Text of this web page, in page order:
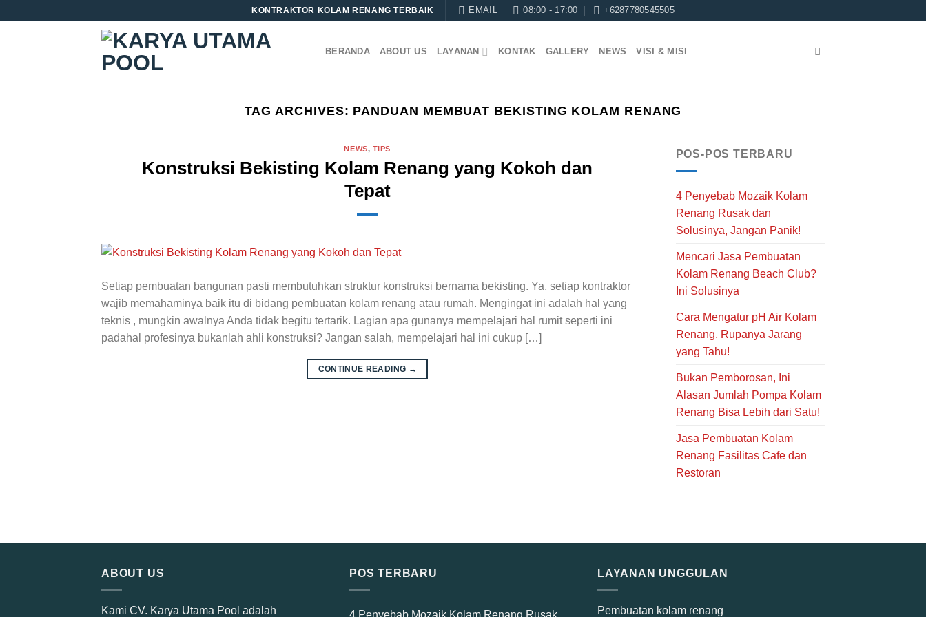
KONTRAKTOR KOLAM RENANG TERBAIK EMAIL 08:00 - 17:00 +6287780545505
BERANDA ABOUT US LAYANAN KONTAK GALLERY NEWS VISI & MISI
TAG ARCHIVES: PANDUAN MEMBUAT BEKISTING KOLAM RENANG
NEWS, TIPS
Konstruksi Bekisting Kolam Renang yang Kokoh dan
Tepat
Setiap pembuatan bangunan pasti membutuhkan struktur konstruksi bernama bekisting. Ya, setiap kontraktor
wajib memahaminya baik itu di bidang pembuatan kolam renang atau rumah. Mengingat ini adalah hal yang
teknis , mungkin awalnya Anda tidak begitu tertarik. Lagian apa gunanya mempelajari hal rumit seperti ini
padahal profesinya bukanlah ahli konstruksi? Jangan salah, mempelajari hal ini cukup […]
CONTINUE READING →
POS-POS TERBARU
4 Penyebab Mozaik Kolam
Renang Rusak dan
Solusinya, Jangan Panik!
Mencari Jasa Pembuatan
Kolam Renang Beach Club?
Ini Solusinya
Cara Mengatur pH Air Kolam
Renang, Rupanya Jarang
yang Tahu!
Bukan Pemborosan, Ini
Alasan Jumlah Pompa Kolam
Renang Bisa Lebih dari Satu!
Jasa Pembuatan Kolam
Renang Fasilitas Cafe dan
Restoran
ABOUT US
Kami CV. Karya Utama Pool adalah
POS TERBARU LAYANAN UNGGULAN
Pembuatan kolam renang